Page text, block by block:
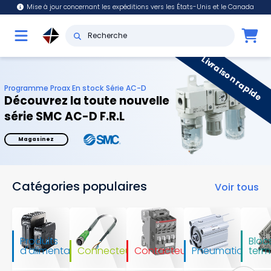
Mise à jour concernant les expéditions vers les États-Unis et le Canada
Livraison rapide
Programme Proax En stock Série AC-D
Découvrez la toute nouvelle
série SMC AC-D F.R.L
Magasinez
Catégories populaires Voir tous
Produits
d'alimentationConnecteursContacteursPneumatique